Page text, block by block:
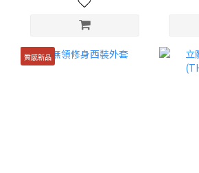
質感新品